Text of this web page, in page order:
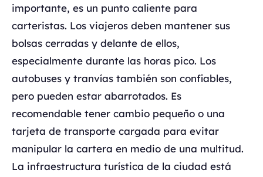
importante, es un punto caliente para
carteristas. Los viajeros deben mantener sus
bolsas cerradas y delante de ellos,
especialmente durante las horas pico. Los
autobuses y tranvías también son confiables,
pero pueden estar abarrotados. Es
recomendable tener cambio pequeño o una
tarjeta de transporte cargada para evitar
manipular la cartera en medio de una multitud.
La infraestructura turística de la ciudad está